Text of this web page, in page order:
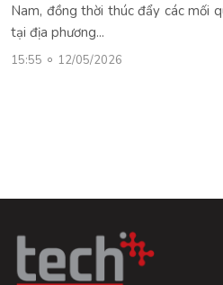
Nam, đồng thời thúc đẩy các mối
tại địa phương...
15:55 12/05/2026